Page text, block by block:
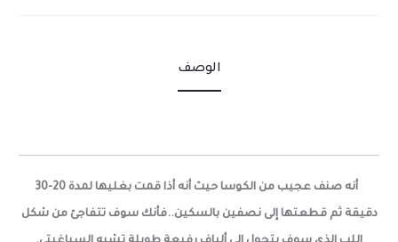
الوصف
أنه صنف عجيب من الكوسا حيث أنه أذا قمت بغليها لمدة 20-30
دقيقة ثم قطعتها إلى نصفين بالسكين..فأنك سوف تتفاجئ من شكل